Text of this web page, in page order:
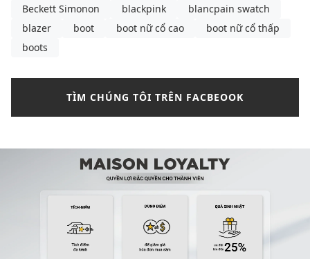
Beckett Simonon
blackpink
blancpain swatch
blazer
boot boot nữ cổ cao
boot nữ cổ thấp
boots
TÌM CHÚNG TÔI TRÊN FACBEOOK